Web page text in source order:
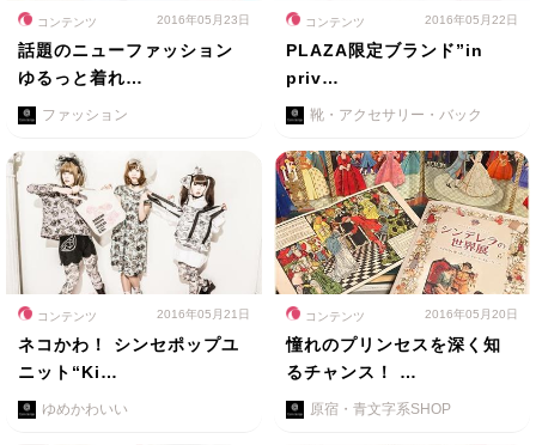
コンテンツ 2016年05月23日
話題のニューファッション
ゆるっと着れ…
ファッション
コンテンツ 2016年05月22日
PLAZA限定ブランド”in
priv…
靴・アクセサリー・バック
コンテンツ 2016年05月21日
ネコかわ！ シンセポップユ
ニット“Ki…
ゆめかわいい
コンテンツ 2016年05月20日
憧れのプリンセスを深く知
るチャンス！ …
原宿・青文字系SHOP